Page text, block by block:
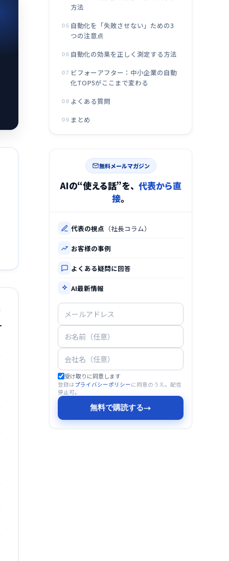
方法
05 自動化を「失敗させない」ための3
つの注意点
06 自動化の効果を正しく測定する方法
07 ビフォーアフター：中小企業の自動
化TOP5がここまで変わる
08 よくある質問
09 まとめ
無料メールマガジン
AIの“使える話”を、代表から直
接。
代表の視点 （社長コラム）
お客様の事例
よくある疑問に回答
AI最新情報
受け取りに同意します
登録はプライバシーポリシーに同意のうえ。配信
停止可。
無料で購読する→